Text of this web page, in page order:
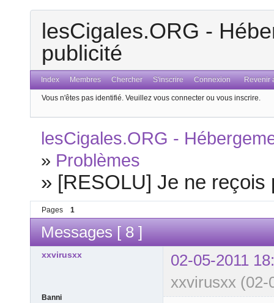
lesCigales.ORG -
publicité
Index Membres Chercher S'inscrire Connexion Revenir
Vous n'êtes pas identifié. Veuillez vous connecter ou vous inscrire.
lesCigales.ORG -
» Problèmes
» [RESOLU] Je ne
Pages 1
Messages [ 8 ]
xxvirusxx
02-05-2011
xxvirusxx (02-
Banni